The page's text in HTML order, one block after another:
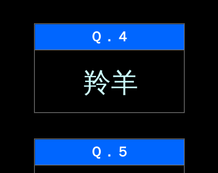
Ｑ．４
羚羊
Ｑ．５